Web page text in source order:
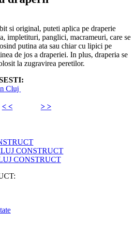
si original, puteti aplica pe draperie
impletituri, panglici, macrameuri, care se
putina ata sau chiar cu lipici pe
de jos a draperiei. In plus, draperia se
la zugravirea peretilor.
Cluj
< <
> >
CONSTRUCT
CONSTRUCT